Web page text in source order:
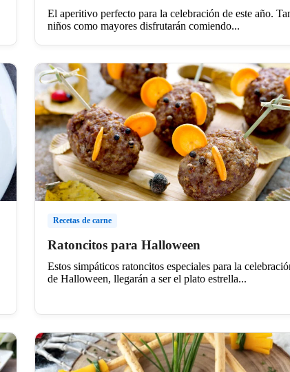
El aperitivo perfecto para la celebración de este año.
niños como mayores disfrutarán comiendo...
Recetas de carne
Ratoncitos para Halloween
Estos simpáticos ratoncitos especiales para la
de Halloween, llegarán a ser el plato estrella...